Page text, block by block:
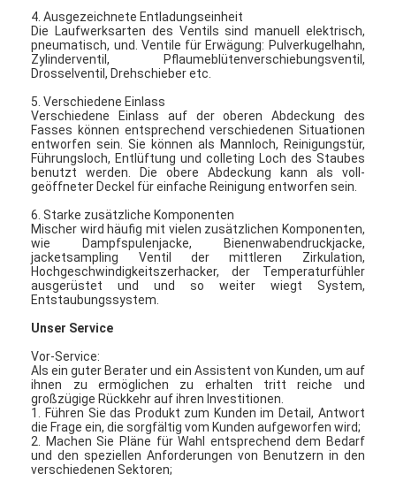
4. Ausgezeichnete Entladungseinheit
Die Laufwerksarten des Ventils sind manuell elektrisch,
pneumatisch, und. Ventile für Erwägung: Pulverkugelhahn,
Zylinderventil, Pflaumeblütenverschiebungsventil,
Drosselventil, Drehschieber etc.
5. Verschiedene Einlass
Verschiedene Einlass auf der oberen Abdeckung des
Fasses können entsprechend verschiedenen Situationen
entworfen sein. Sie können als Mannloch, Reinigungstür,
Führungsloch, Entlüftung und colleting Loch des Staubes
benutzt werden. Die obere Abdeckung kann als voll-
geöffneter Deckel für einfache Reinigung entworfen sein.
6. Starke zusätzliche Komponenten
Mischer wird häufig mit vielen zusätzlichen Komponenten,
wie Dampfspulenjacke, Bienenwabendruckjacke,
jacketsampling Ventil der mittleren Zirkulation,
Hochgeschwindigkeitszerhacker, der Temperaturfühler
ausgerüstet und und so weiter wiegt System,
Entstaubungssystem.
Unser Service
Vor-Service:
Als ein guter Berater und ein Assistent von Kunden, um auf
ihnen zu ermöglichen zu erhalten tritt reiche und
großzügige Rückkehr auf ihren Investitionen.
1. Führen Sie das Produkt zum Kunden im Detail, Antwort
die Frage ein, die sorgfältig vom Kunden aufgeworfen wird;
2. Machen Sie Pläne für Wahl entsprechend dem Bedarf
und den speziellen Anforderungen von Benutzern in den
verschiedenen Sektoren;